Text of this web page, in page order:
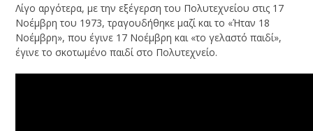
Λίγο αργότερα, με την εξέγερση του Πολυτεχνείου στις 17
Νοέμβρη του 1973, τραγουδήθηκε μαζί και το «Ήταν 18
Νοέμβρη», που έγινε 17 Νοέμβρη και «το γελαστό παιδί»,
έγινε το σκοτωμένο παιδί στο Πολυτεχνείο.